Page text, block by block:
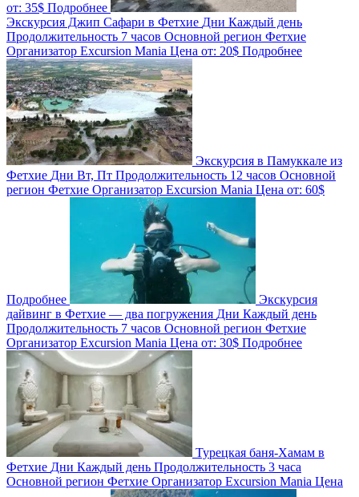
от: 35$ Подробнее
Экскурсия Джип Сафари в Фетхие Дни Каждый день
Продолжительность 7 часов Основной регион Фетхие
Организатор Excursion Mania Цена от: 20$ Подробнее
Экскурсия в Памуккале из
Фетхие Дни Вт, Пт Продолжительность 12 часов Основной
регион Фетхие Организатор Excursion Mania Цена от: 60$
Подробнее
Экскурсия
дайвинг в Фетхие — два погружения Дни Каждый день
Продолжительность 7 часов Основной регион Фетхие
Организатор Excursion Mania Цена от: 30$ Подробнее
Турецкая баня-Хамам в
Фетхие Дни Каждый день Продолжительность 3 часа
Основной регион Фетхие Организатор Excursion Mania Цена